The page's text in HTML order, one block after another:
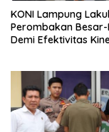
KONI Lampung
Perombakan
Demi Efektivitas